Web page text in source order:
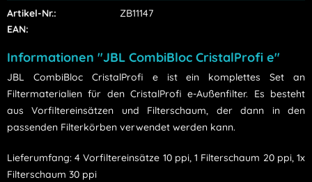
Artikel-Nr.:
ZB11147
EAN:
Informationen "JBL CombiBloc CristalProfi e"
JBL CombiBloc CristalProfi e ist ein komplettes Set an
Filtermaterialien für den CristalProfi e-Außenfilter. Es besteht
aus Vorfiltereinsätzen und Filterschaum, der dann in den
passenden Filterkörben verwendet werden kann.
Lieferumfang: 4 Vorfiltereinsätze 10 ppi, 1 Filterschaum 20 ppi, 1x
Filterschaum 30 ppi